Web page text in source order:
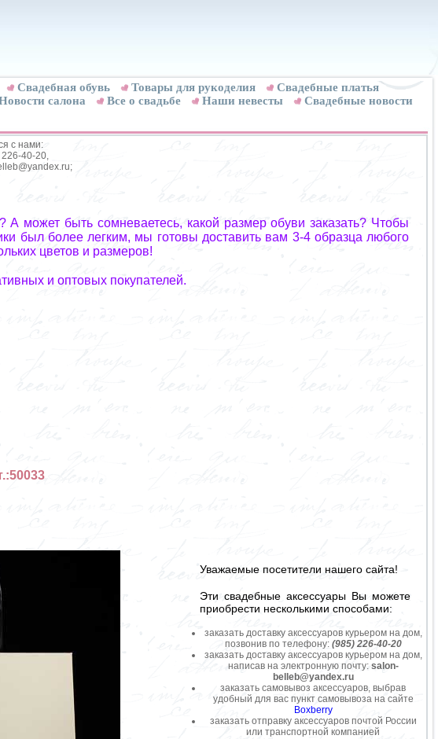
Свадебная обувь Товары для рукоделия
Cвадебные платья
салона Все о свадьбе Наши невесты
Свадебные новости
с нами:
40-20,
может быть сомневаетесь, какой размер обуви заказать? Чтобы
был более легким, мы готовы доставить вам 3-4 образца любого
цветов и размеров!
и оптовых покупателей.
Уважаемые посетители нашего сайта!
Эти свадебные аксессуары Вы можете
приобрести несколькими способами:
заказать доставку аксессуаров курьером на дом,
позвонив по телефону: (985) 226-40-20
заказать доставку аксессуаров курьером на дом,
написав на электронную почту: salon-
belleb@yandex.ru
заказать самовывоз аксессуаров, выбрав
удобный для вас пункт самовывоза на сайте
Boxberry
заказать отправку аксессуаров почтой России
или транспортной компанией